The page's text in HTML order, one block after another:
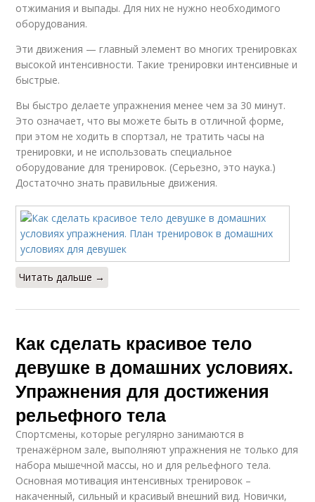
отжимания и выпады. Для них не нужно необходимого
оборудования.
Эти движения — главный элемент во многих тренировках
высокой интенсивности. Такие тренировки интенсивные и
быстрые.
Вы быстро делаете упражнения менее чем за 30 минут.
Это означает, что вы можете быть в отличной форме,
при этом не ходить в спортзал, не тратить часы на
тренировки, и не использовать специальное
оборудование для тренировок. (Серьезно, это наука.)
Достаточно знать правильные движения.
Читать дальше →
Как сделать красивое тело
девушке в домашних условиях.
Упражнения для достижения
рельефного тела
Спортсмены, которые регулярно занимаются в
тренажёрном зале, выполняют упражнения не только для
набора мышечной массы, но и для рельефного тела.
Основная мотивация интенсивных тренировок –
накаченный, сильный и красивый внешний вид. Новички,